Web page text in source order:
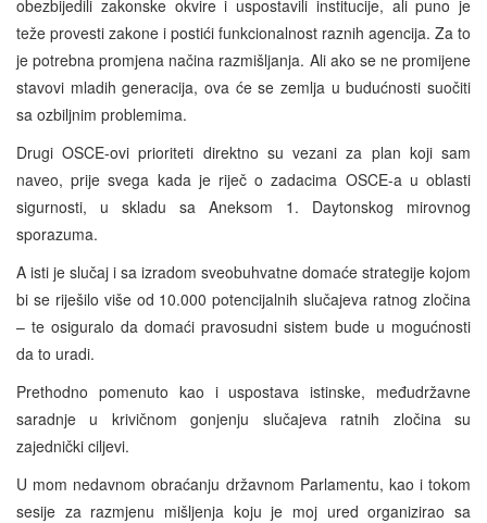
obezbijedili zakonske okvire i uspostavili institucije, ali puno je
teže provesti zakone i postići funkcionalnost raznih agencija. Za to
je potrebna promjena načina razmišljanja. Ali ako se ne promijene
stavovi mladih generacija, ova će se zemlja u budućnosti suočiti
sa ozbiljnim problemima.
Drugi OSCE-ovi prioriteti direktno su vezani za plan koji sam
naveo, prije svega kada je riječ o zadacima OSCE-a u oblasti
sigurnosti, u skladu sa Aneksom 1. Daytonskog mirovnog
sporazuma.
A isti je slučaj i sa izradom sveobuhvatne domaće strategije kojom
bi se riješilo više od 10.000 potencijalnih slučajeva ratnog zločina
– te osiguralo da domaći pravosudni sistem bude u mogućnosti
da to uradi.
Prethodno pomenuto kao i uspostava istinske, međudržavne
saradnje u krivičnom gonjenju slučajeva ratnih zločina su
zajednički ciljevi.
U mom nedavnom obraćanju državnom Parlamentu, kao i tokom
sesije za razmjenu mišljenja koju je moj ured organizirao sa